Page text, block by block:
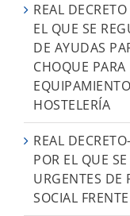
REAL
EL QUE SE
DE AYUDAS
CHOQUE
HOSTELERÍA
REAL
POR EL QUE
URGENTES DE
SOCIAL